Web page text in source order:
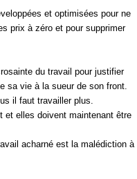
et optimisées pour ne
prix à zéro et pour supprimer
du travail pour justifier
sa vie à la sueur de son front.
il faut travailler plus.
et elles doivent maintenant être
acharné est la malédiction à